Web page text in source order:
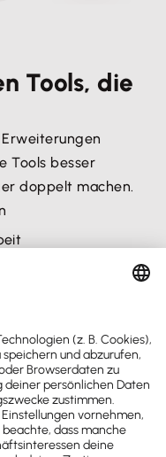
Tools, die
Tools besser
doppelt machen.